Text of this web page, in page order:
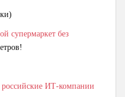
супермаркет без
российские ИТ-компании